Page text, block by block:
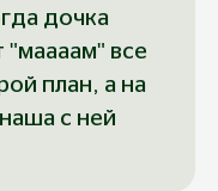
дочка
"маааам" все
план, а на
с ней